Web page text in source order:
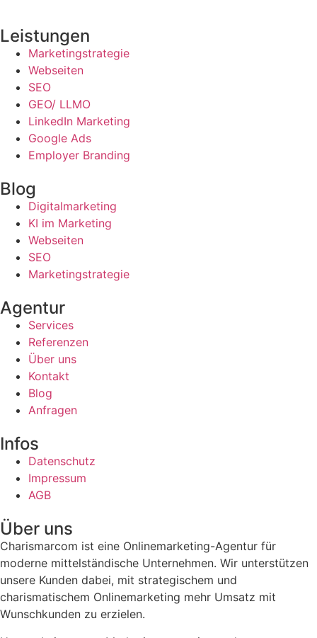
Leistungen
Marketingstrategie
Webseiten
SEO
GEO/ LLMO
LinkedIn Marketing
Google Ads
Employer Branding
Blog
Digitalmarketing
KI im Marketing
Webseiten
SEO
Marketingstrategie
Agentur
Services
Referenzen
Über uns
Kontakt
Blog
Anfragen
Infos
Datenschutz
Impressum
AGB
Über uns
Charismarcom ist eine Onlinemarketing-Agentur für
moderne mittelständische Unternehmen. Wir unterstützen
unsere Kunden dabei, mit strategischem und
charismatischem Onlinemarketing mehr Umsatz mit
Wunschkunden zu erzielen.